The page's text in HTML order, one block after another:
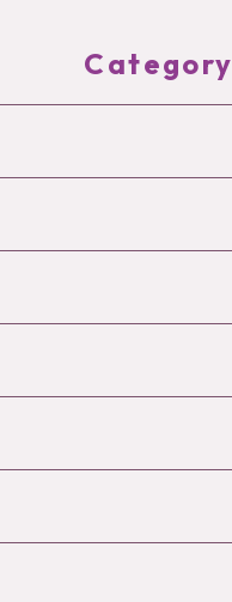
Category